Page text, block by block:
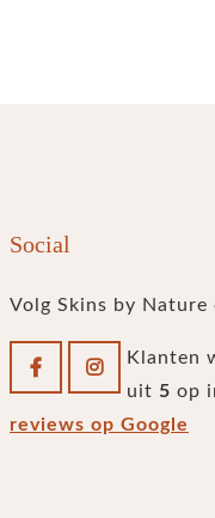
Social
Volg Skins by Nature
Klanten
uit 5 op
reviews op Google